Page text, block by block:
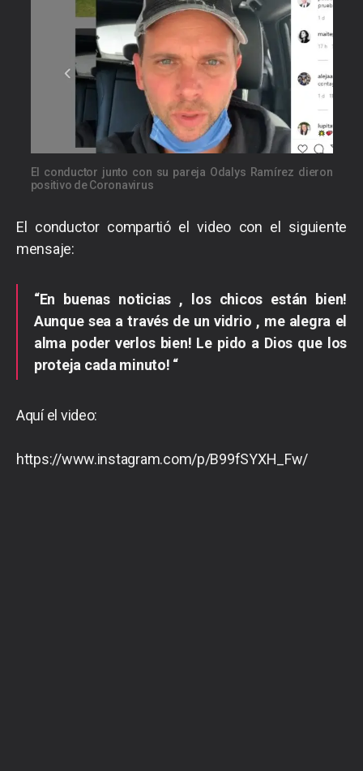
El conductor junto con su pareja Odalys Ramírez dieron
positivo de Coronavirus
El conductor compartió el video con el siguiente
mensaje:
“En buenas noticias , los chicos están bien!
Aunque sea a través de un vidrio , me alegra el
alma poder verlos bien! Le pido a Dios que los
proteja cada minuto! “
Aquí el video:
https://www.instagram.com/p/B99fSYXH_Fw/